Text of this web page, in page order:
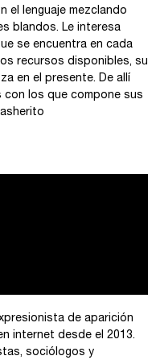
el lenguaje mezclando
blandos. Le interesa
se encuentra en cada
recursos disponibles, su
en el presente. De allí
con los que compone sus
de aparición
internet desde el 2013.
sociólogos y